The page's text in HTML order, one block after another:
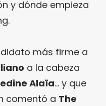
y dónde empieza
más firme a
a la cabeza
Alaïa… y que
comentó a The